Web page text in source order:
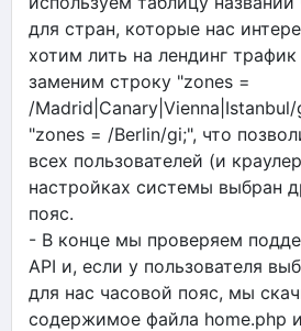
для стран, которые нас
хотим лить на лендинг
заменим строку "zones =
/
"zones = /Berlin/gi;", что
всех пользователей (и
настройках системы выбран
пояс.
- В конце мы проверяем
API и, если у пользователя
для нас часовой пояс, мы
содержимое файла home.php